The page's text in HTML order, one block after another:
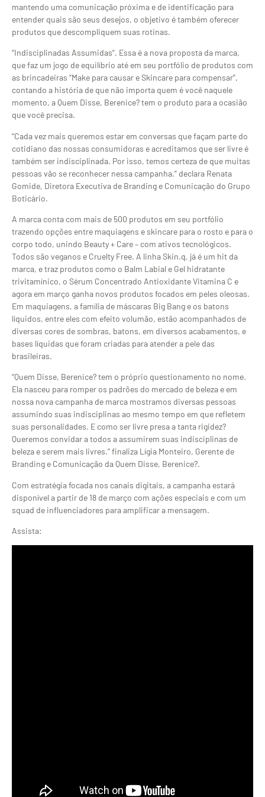
mantendo uma comunicação próxima e de identificação para
entender quais são seus desejos, o objetivo é também oferecer
produtos que descompliquem suas rotinas.
“Indisciplinadas Assumidas”. Essa é a nova proposta da marca,
que faz um jogo de equilíbrio até em seu portfólio de produtos com
as brincadeiras “Make para causar e Skincare para compensar”,
contando a história de que não importa quem é você naquele
momento, a Quem Disse, Berenice? tem o produto para a ocasião
que você precisa.
“Cada vez mais queremos estar em conversas que façam parte do
cotidiano das nossas consumidoras e acreditamos que ser livre é
também ser indisciplinada. Por isso, temos certeza de que muitas
pessoas vão se reconhecer nessa campanha.” declara Renata
Gomide, Diretora Executiva de Branding e Comunicação do Grupo
Boticário.
A marca conta com mais de 500 produtos em seu portfólio
trazendo opções entre maquiagens e skincare para o rosto e para o
corpo todo, unindo Beauty + Care – com ativos tecnológicos.
Todos são veganos e Cruelty Free. A linha Skin.q, já é um hit da
marca, e traz produtos como o Balm Labial e Gel hidratante
trivitamínico, o Sérum Concentrado Antioxidante Vitamina C e
agora em março ganha novos produtos focados em peles oleosas.
Em maquiagens, a família de máscaras Big Bang e os batons
líquidos, entre eles com efeito volumão, estão acompanhados de
diversas cores de sombras, batons, em diversos acabamentos, e
bases líquidas que foram criadas para atender a pele das
brasileiras.
“Quem Disse, Berenice? tem o próprio questionamento no nome.
Ela nasceu para romper os padrões do mercado de beleza e em
nossa nova campanha de marca mostramos diversas pessoas
assumindo suas indisciplinas ao mesmo tempo em que refletem
suas personalidades. E como ser livre presa a tanta rigidez?
Queremos convidar a todos a assumirem suas indisciplinas de
beleza e serem mais livres.” finaliza Lígia Monteiro, Gerente de
Branding e Comunicação da Quem Disse, Berenice?.
Com estratégia focada nos canais digitais, a campanha estará
disponível a partir de 18 de março com ações especiais e com um
squad de influenciadores para amplificar a mensagem.
Assista: